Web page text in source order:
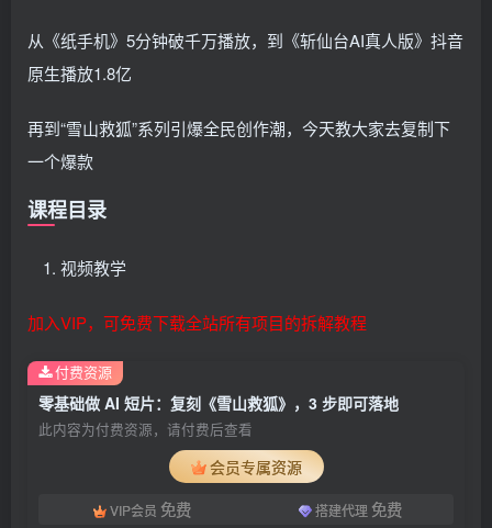
从《纸手机》5分钟破千万播放，到《斩仙台AI真人版》抖音
原生播放1.8亿
再到“雪山救狐”系列引爆全民创作潮，今天教大家去复制下
一个爆款
课程目录
视频教学
加入VIP，可免费下载全站所有项目的拆解教程
零基础做 AI 短片：复刻《雪山救狐》，3 步即可落地
此内容为付费资源，请付费后查看
会员专属资源
VIP会员 免费 搭建代理 免费
付费资源